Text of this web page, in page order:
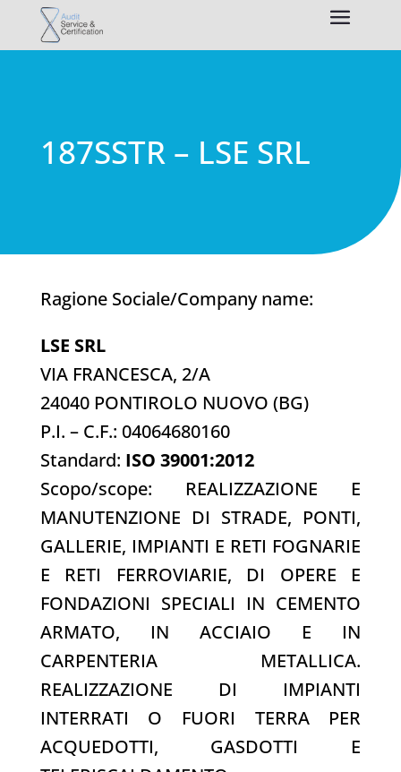
187SSTR – LSE SRL
Ragione Sociale/Company name:
LSE SRL
VIA FRANCESCA, 2/A
24040 PONTIROLO NUOVO (BG)
P.I. – C.F.: 04064680160
Standard: ISO 39001:2012
Scopo/scope: REALIZZAZIONE E
MANUTENZIONE DI STRADE, PONTI,
GALLERIE, IMPIANTI E RETI FOGNARIE
E RETI FERROVIARIE, DI OPERE E
FONDAZIONI SPECIALI IN CEMENTO
ARMATO, IN ACCIAIO E IN
CARPENTERIA METALLICA.
REALIZZAZIONE DI IMPIANTI
INTERRATI O FUORI TERRA PER
ACQUEDOTTI, GASDOTTI E